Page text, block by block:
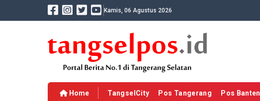
Kamis, 06 Agustus 2026
Home TangselCity Pos Tangerang Pos Banten